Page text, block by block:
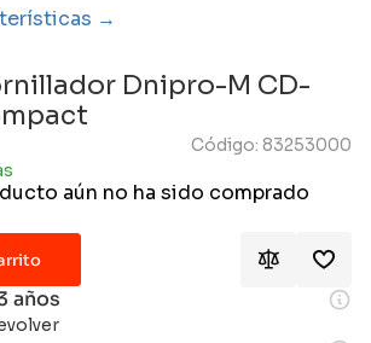
Dnipro-M CD-
Código: 83253000
aún no ha sido comprado
años